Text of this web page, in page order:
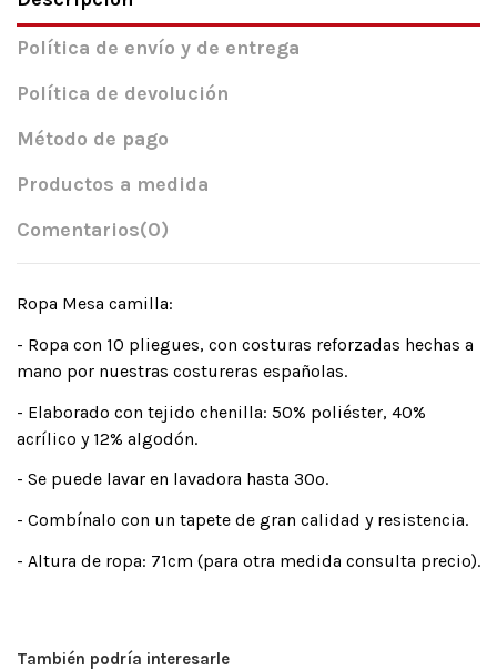
Política de envío y de entrega
Política de devolución
Método de pago
Productos a medida
Comentarios(0)
Ropa Mesa camilla:
- Ropa con 10 pliegues, con costuras reforzadas hechas a
mano por nuestras costureras españolas.
- Elaborado con tejido chenilla: 50% poliéster, 40%
acrílico y 12% algodón.
- Se puede lavar en lavadora hasta 30º.
- Combínalo con un tapete de gran calidad y resistencia.
- Altura de ropa: 71cm (para otra medida consulta precio).
También podría interesarle